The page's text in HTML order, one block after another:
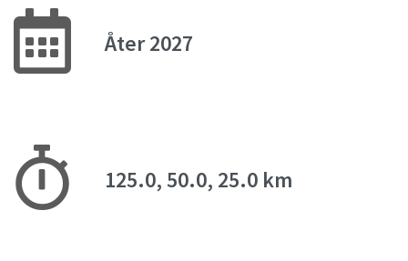
Åter 2027
125.0, 50.0, 25.0 km